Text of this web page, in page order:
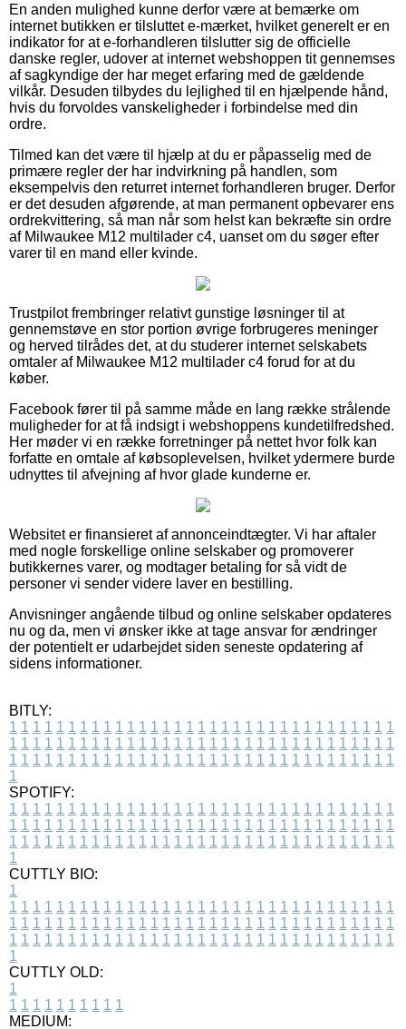
En anden mulighed kunne derfor være at bemærke om
internet butikken er tilsluttet e-mærket, hvilket generelt er en
indikator for at e-forhandleren tilslutter sig de officielle
danske regler, udover at internet webshoppen tit gennemses
af sagkyndige der har meget erfaring med de gældende
vilkår. Desuden tilbydes du lejlighed til en hjælpende hånd,
hvis du forvoldes vanskeligheder i forbindelse med din
ordre.
Tilmed kan det være til hjælp at du er påpasselig med de
primære regler der har indvirkning på handlen, som
eksempelvis den returret internet forhandleren bruger. Derfor
er det desuden afgørende, at man permanent opbevarer ens
ordrekvittering, så man når som helst kan bekræfte sin ordre
af Milwaukee M12 multilader c4, uanset om du søger efter
varer til en mand eller kvinde.
Trustpilot frembringer relativt gunstige løsninger til at
gennemstøve en stor portion øvrige forbrugeres meninger
og herved tilrådes det, at du studerer internet selskabets
omtaler af Milwaukee M12 multilader c4 forud for at du
køber.
Facebook fører til på samme måde en lang række strålende
muligheder for at få indsigt i webshoppens kundetilfredshed.
Her møder vi en række forretninger på nettet hvor folk kan
forfatte en omtale af købsoplevelsen, hvilket ydermere burde
udnyttes til afvejning af hvor glade kunderne er.
Websitet er finansieret af annonceindtægter. Vi har aftaler
med nogle forskellige online selskaber og promoverer
butikkernes varer, og modtager betaling for så vidt de
personer vi sender videre laver en bestilling.
Anvisninger angående tilbud og online selskaber opdateres
nu og da, men vi ønsker ikke at tage ansvar for ændringer
der potentielt er udarbejdet siden seneste opdatering af
sidens informationer.
BITLY:
1 1 1 1 1 1 1 1 1 1 1 1 1 1 1 1 1 1 1 1 1 1 1 1 1 1 1 1 1 1 1 1 1
1 1 1 1 1 1 1 1 1 1 1 1 1 1 1 1 1 1 1 1 1 1 1 1 1 1 1 1 1 1 1 1 1
1 1 1 1 1 1 1 1 1 1 1 1 1 1 1 1 1 1 1 1 1 1 1 1 1 1 1 1 1 1 1 1 1
1
SPOTIFY:
1 1 1 1 1 1 1 1 1 1 1 1 1 1 1 1 1 1 1 1 1 1 1 1 1 1 1 1 1 1 1 1 1
1 1 1 1 1 1 1 1 1 1 1 1 1 1 1 1 1 1 1 1 1 1 1 1 1 1 1 1 1 1 1 1 1
1 1 1 1 1 1 1 1 1 1 1 1 1 1 1 1 1 1 1 1 1 1 1 1 1 1 1 1 1 1 1 1 1
1
CUTTLY BIO:
1
1 1 1 1 1 1 1 1 1 1 1 1 1 1 1 1 1 1 1 1 1 1 1 1 1 1 1 1 1 1 1 1 1
1 1 1 1 1 1 1 1 1 1 1 1 1 1 1 1 1 1 1 1 1 1 1 1 1 1 1 1 1 1 1 1 1
1 1 1 1 1 1 1 1 1 1 1 1 1 1 1 1 1 1 1 1 1 1 1 1 1 1 1 1 1 1 1 1 1
1
CUTTLY OLD:
1
1 1 1 1 1 1 1 1 1 1
MEDIUM: